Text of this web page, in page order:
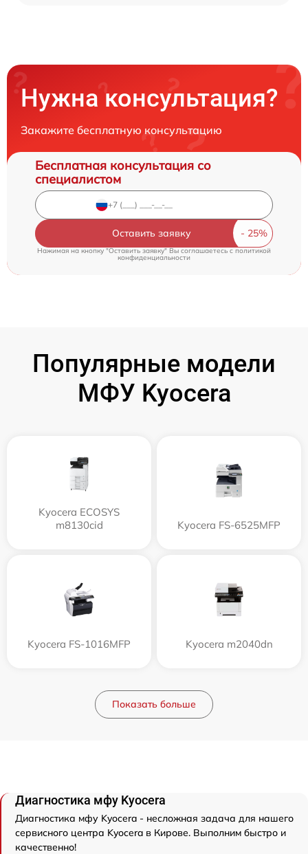
Нужна консультация?
Закажите бесплатную консультацию
Бесплатная консультация со
специалистом
Оставить заявку
Нажимая на кнопку "Оставить заявку" Вы соглашаетесь cполитикой
конфиденциальности
Популярные модели
МФУ Kyocera
Kyocera ECOSYS
m8130cid
Kyocera FS-6525MFP
Kyocera FS-1016MFP Kyocera m2040dn
Показать больше
Диагностика мфу Kyocera
Диагностика мфу Kyocera - несложная задача для нашего
сервисного центра Kyocera в Кирове. Выполним быстро и
качественно!